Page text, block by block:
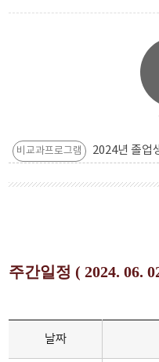
비교과프로그램 2024년 졸업
주간일정 ( 2024. 06.
날짜